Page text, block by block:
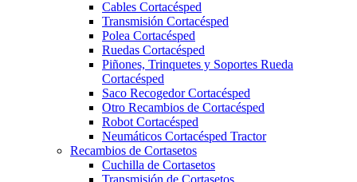
Cables Cortacésped
Transmisión Cortacésped
Polea Cortacésped
Ruedas Cortacésped
Piñones, Trinquetes y Soportes Rueda
Cortacésped
Saco Recogedor Cortacésped
Otro Recambios de Cortacésped
Robot Cortacésped
Neumáticos Cortacésped Tractor
Recambios de Cortasetos
Cuchilla de Cortasetos
Transmisión de Cortasetos